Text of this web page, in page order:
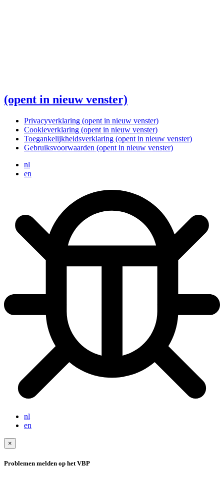
(opent in nieuw venster)
Privacyverklaring (opent in nieuw venster)
Cookieverklaring (opent in nieuw venster)
Toegankelijkheidsverklaring (opent in nieuw venster)
Gebruiksvoorwaarden (opent in nieuw venster)
nl
en
nl
en
×
Problemen melden op het VBP